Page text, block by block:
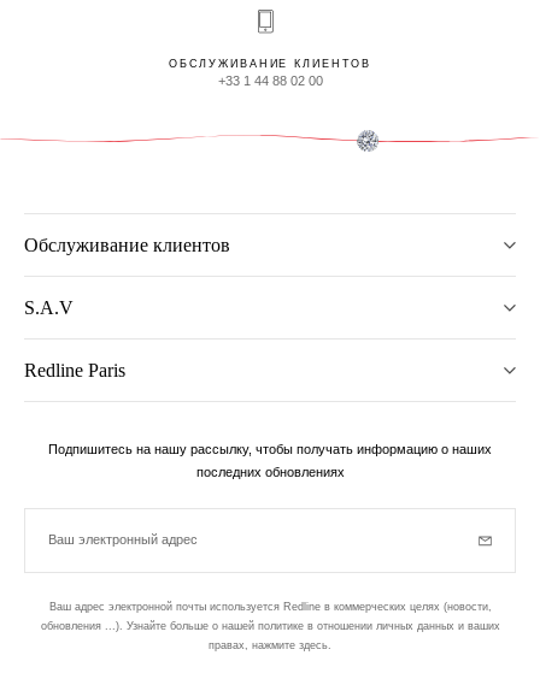
ОБСЛУЖИВАНИЕ КЛИЕНТОВ
+33 1 44 88 02 00
Обслуживание клиентов
S.A.V
Redline Paris
Подпишитесь на нашу рассылку, чтобы получать информацию о наших
последних обновлениях
Ваш электронный адрес
Ваш адрес электронной почты используется Redline в коммерческих целях (новости,
обновления ...). Узнайте больше о нашей политике в отношении личных данных и ваших
правах, нажмите здесь